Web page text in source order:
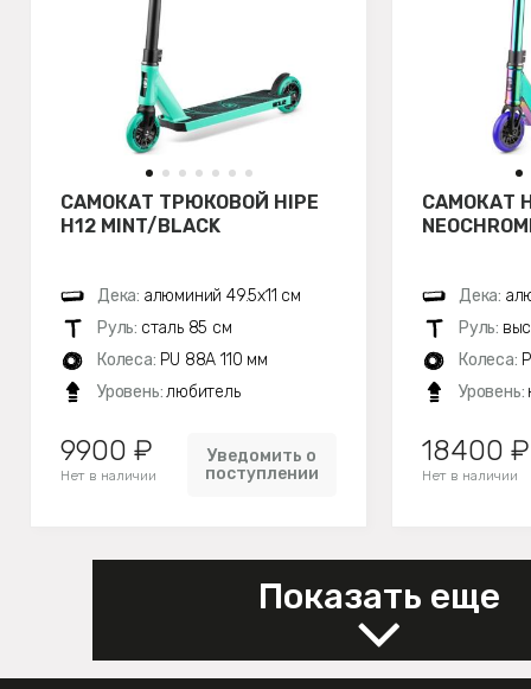
САМОКАТ ТРЮКОВОЙ HIPE
H12 MINT/BLACK
Дека: алюминий 49.5х11 см
Руль: сталь 85 см
Колеса: PU 88A 110 мм
Уровень:любитель
9900 ₽
Нет в наличии
Уведомить о
поступлении
САМОКАТ
Дека:
Руль:
Колеса:
Уровень:
18400 ₽
Нет в наличии
Показать еще